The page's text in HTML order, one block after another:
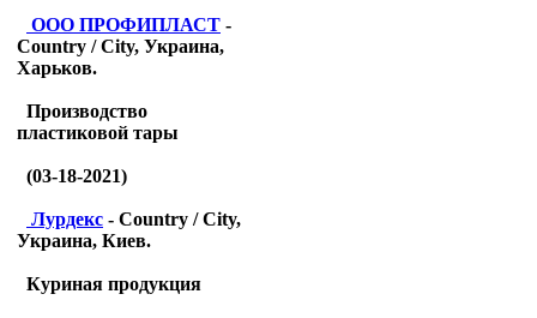
ООО ПРОФИПЛАСТ -
Country / City, Украина,
Харьков.
Производство
пластиковой тары
(03-18-2021)
Лурдекс - Country / City,
Украина, Киев.
Куриная продукция